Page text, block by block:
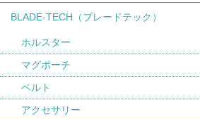
BLADE-TECH（ブレードテック）
ホルスター
マグポーチ
ベルト
アクセサリー